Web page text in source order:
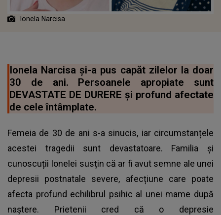
Ionela Narcisa
Ionela Narcisa și-a pus capăt zilelor la doar
30 de ani. Persoanele apropiate sunt
DEVASTATE DE DURERE și profund afectate
de cele întâmplate.
Femeia de 30 de ani s-a sinucis, iar circumstanțele
acestei tragedii sunt devastatoare. Familia și
cunoscuții Ionelei susțin că ar fi avut semne ale unei
depresii postnatale severe, afecțiune care poate
afecta profund echilibrul psihic al unei mame după
naștere. Prietenii cred că o depresie